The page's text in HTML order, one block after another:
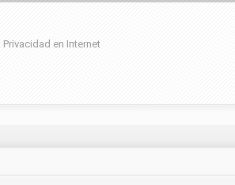
en Internet